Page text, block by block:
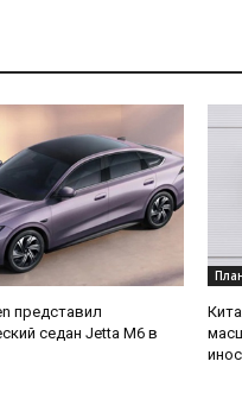
представил
седан Jetta M6 в